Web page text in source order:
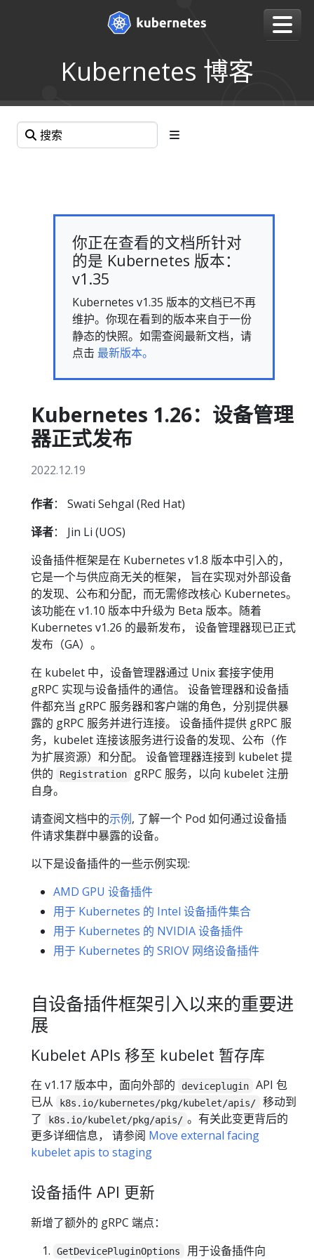
Kubernetes 博客
你正在查看的文档所针对
的是 Kubernetes 版本：
v1.35
Kubernetes v1.35 版本的文档已不再
维护。你现在看到的版本来自于一份
静态的快照。如需查阅最新文档，请
点击 最新版本。
Kubernetes 1.26：设备管理
器正式发布
2022.12.19
作者： Swati Sehgal (Red Hat)
译者： Jin Li (UOS)
设备插件框架是在 Kubernetes v1.8 版本中引入的，
它是一个与供应商无关的框架， 旨在实现对外部设备
的发现、公布和分配，而无需修改核心 Kubernetes。
该功能在 v1.10 版本中升级为 Beta 版本。随着
Kubernetes v1.26 的最新发布， 设备管理器现已正式
发布（GA）。
在 kubelet 中，设备管理器通过 Unix 套接字使用
gRPC 实现与设备插件的通信。 设备管理器和设备插
件都充当 gRPC 服务器和客户端的角色，分别提供暴
露的 gRPC 服务并进行连接。 设备插件提供 gRPC 服
务，kubelet 连接该服务进行设备的发现、公布（作
为扩展资源）和分配。 设备管理器连接到 kubelet 提
供的
Registration
gRPC 服务，以向 kubelet 注册
自身。
请查阅文档中的示例, 了解一个 Pod 如何通过设备插
件请求集群中暴露的设备。
以下是设备插件的一些示例实现:
AMD GPU 设备插件
用于 Kubernetes 的 Intel 设备插件集合
用于 Kubernetes 的 NVIDIA 设备插件
用于 Kubernetes 的 SRIOV 网络设备插件
自设备插件框架引入以来的重要进
展
Kubelet APIs 移至 kubelet 暂存库
在 v1.17 版本中，面向外部的 deviceplugin
API 包
已从
k8s.io/kubernetes/pkg/kubelet/apis/
移动到
了
k8s.io/kubelet/pkg/apis/ 。有关此变更背后的
更多详细信息， 请参阅 Move external facing
kubelet apis to staging
设备插件 API 更新
新增了额外的 gRPC 端点：
GetDevicePluginOptions 用于设备插件向